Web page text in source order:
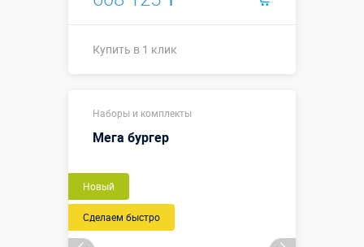
Купить в 1 клик
Размеры, м:
Больше деталей →
Наборы и комплекты
Мега бургер
Новый
Сделаем быстро